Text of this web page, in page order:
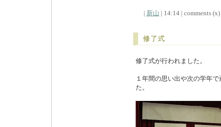
| 新山 | 14:14 | comments
修了式
修了式が行われました。
１年間の思い出や次の学年
た。